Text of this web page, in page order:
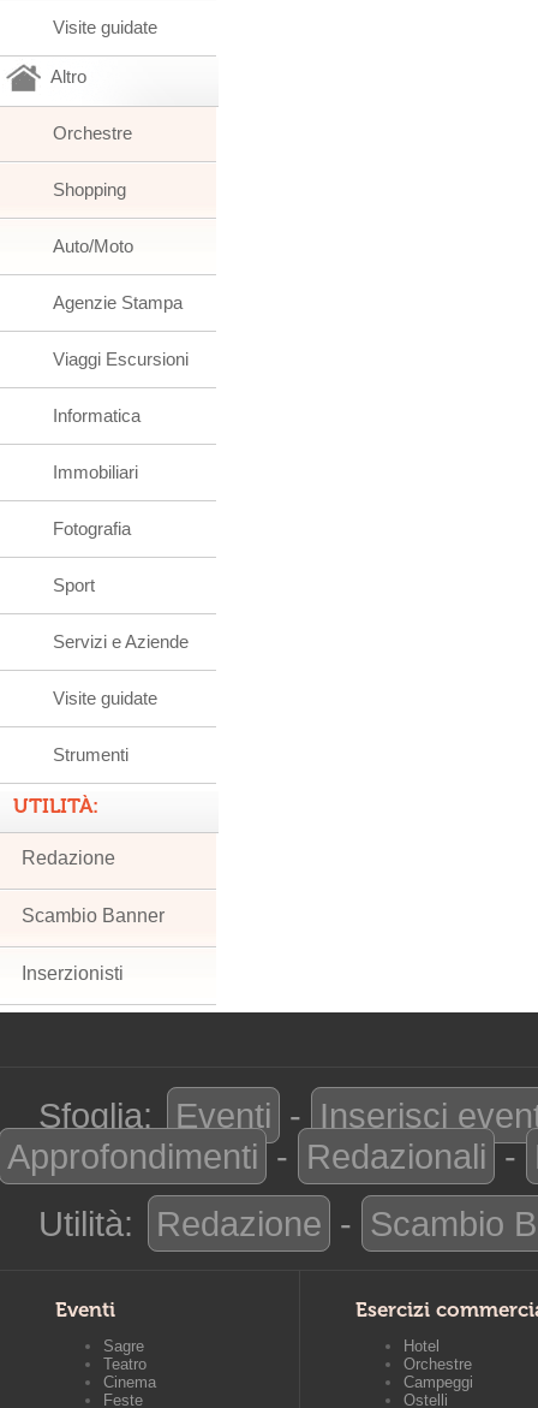
Visite guidate
Altro
Orchestre
Shopping
Auto/Moto
Agenzie Stampa
Viaggi Escursioni
Informatica
Immobiliari
Fotografia
Sport
Servizi e Aziende
Visite guidate
Strumenti
UTILITÀ:
Redazione
Scambio Banner
Inserzionisti
Sfoglia: Eventi - Inserisci
Approfondimenti - Redazionali -
Utilità:
Redazione - Scambio
Eventi
Sagre
Teatro
Cinema
Feste
Esercizi
Hotel
Orchestre
Campeggi
Ostelli